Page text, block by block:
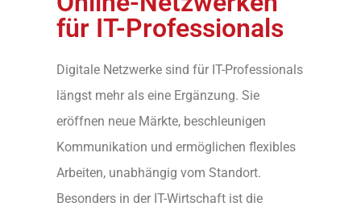
für IT-Professionals
Digitale Netzwerke sind für IT-Professionals
längst mehr als eine Ergänzung. Sie
eröffnen neue Märkte, beschleunigen
Kommunikation und ermöglichen flexibles
Arbeiten, unabhängig vom Standort.
Besonders in der IT-Wirtschaft ist die